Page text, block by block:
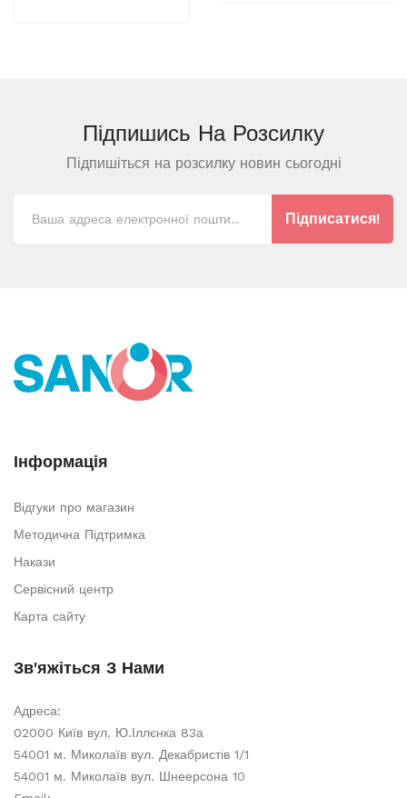
Підпишись На Розсилку
Підпишіться на розсилку новин сьогодні
Підписатися!
Інформація
Відгуки про магазин
Методична Підтримка
Накази
Сервісний центр
Карта сайту
Зв'яжіться З Нами
Адреса:
02000 Київ вул. Ю.Іллєнка 83а
54001 м. Миколаїв вул. Декабристів 1/1
54001 м. Миколаїв вул. Шнеерсона 10